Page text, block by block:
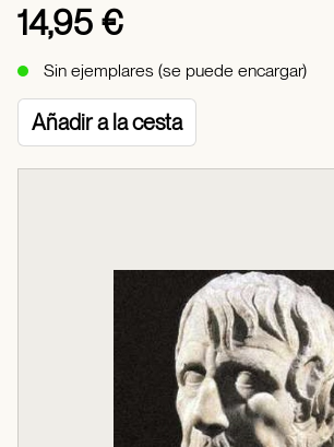
14,95 €
Sin ejemplares (se puede encargar)
Añadir a la cesta